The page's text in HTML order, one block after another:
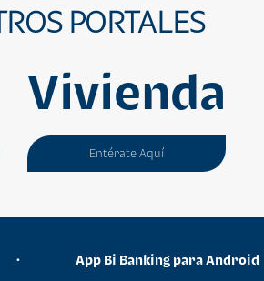
PORTALES
Vivienda
Entérate Aquí
• App Bi Banking para Android